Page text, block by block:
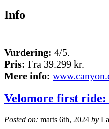
Info
Vurdering: 4/5.
Pris: Fra 39.299 kr.
Mere info:
Velomore first
Posted on: marts 6th, 2024 by